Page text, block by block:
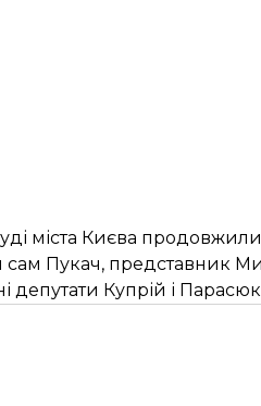
міста Києва
сам Пукач, представник
депутати Купрій і